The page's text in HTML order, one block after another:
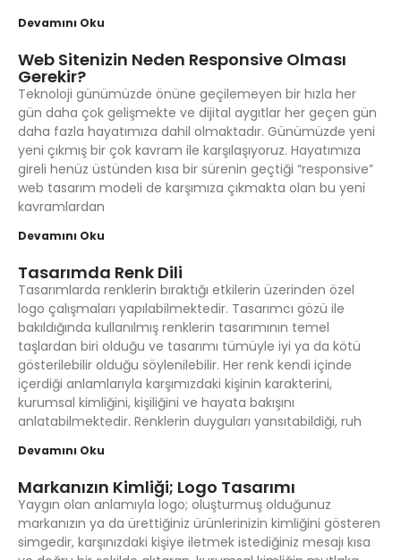
Devamını Oku
Web Sitenizin Neden Responsive Olması
Gerekir?
Teknoloji günümüzde önüne geçilemeyen bir hızla her
gün daha çok gelişmekte ve dijital aygıtlar her geçen gün
daha fazla hayatımıza dahil olmaktadır. Günümüzde yeni
yeni çıkmış bir çok kavram ile karşılaşıyoruz. Hayatımıza
gireli henüz üstünden kısa bir sürenin geçtiği “responsive”
web tasarım modeli de karşımıza çıkmakta olan bu yeni
kavramlardan
Devamını Oku
Tasarımda Renk Dili
Tasarımlarda renklerin bıraktığı etkilerin üzerinden özel
logo çalışmaları yapılabilmektedir. Tasarımcı gözü ile
bakıldığında kullanılmış renklerin tasarımının temel
taşlardan biri olduğu ve tasarımı tümüyle iyi ya da kötü
gösterilebilir olduğu söylenilebilir. Her renk kendi içinde
içerdiği anlamlarıyla karşımızdaki kişinin karakterini,
kurumsal kimliğini, kişiliğini ve hayata bakışını
anlatabilmektedir. Renklerin duyguları yansıtabildiği, ruh
Devamını Oku
Markanızın Kimliği; Logo Tasarımı
Yaygın olan anlamıyla logo; oluşturmuş olduğunuz
markanızın ya da ürettiğiniz ürünlerinizin kimliğini gösteren
simgedir, karşınızdaki kişiye iletmek istediğiniz mesajı kısa